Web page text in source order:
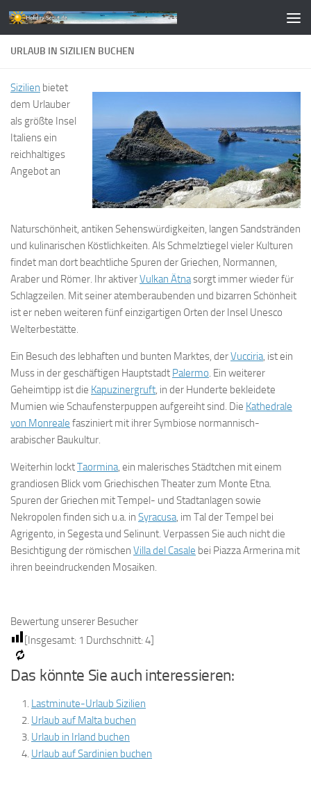
Zum Inhalt springen
URLAUB IN SIZILIEN BUCHEN
Sizilien bietet
dem Urlauber
als größte Insel
Italiens ein
reichhaltiges
Angebot an
Naturschönheit, antiken Sehenswürdigkeiten, langen Sandstränden
und kulinarischen Köstlichkeiten. Als Schmelztiegel vieler Kulturen
findet man dort beachtliche Spuren der Griechen, Normannen,
Araber und Römer. Ihr aktiverVulkan Ätnasorgt immer wieder für
Schlagzeilen. Mit seiner atemberaubenden und bizarren Schönheit
ist er neben weiteren fünf einzigartigen Orten der Insel Unesco
Welterbestätte.
Ein Besuch des lebhaften und bunten Marktes, derVucciria, ist ein
Muss in der geschäftigen Hauptstadt Palermo. Ein weiterer
Geheimtipp ist die Kapuzinergruft, in der Hunderte bekleidete
Mumien wie Schaufensterpuppen aufgereiht sind. Die Kathedrale
von Monreale fasziniert mit ihrer Symbiose normannisch-
arabischer Baukultur.
Weiterhin locktTaormina, ein malerisches Städtchen mit einem
grandiosen Blick vom Griechischen Theater zum Monte Etna.
Spuren der Griechen mit Tempel- und Stadtanlagen sowie
Nekropolen finden sich u.a. in Syracusa, im Tal der Tempel bei
Agrigento, in Segesta und Selinunt. Verpassen Sie auch nicht die
Besichtigung der römischen Villa del Casale bei Piazza Armerina mit
ihren beeindruckenden Mosaiken.
Bewertung unserer Besucher
[Insgesamt: 1 Durchschnitt: 4]
Das könnte Sie auch interessieren:
Lastminute-Urlaub Sizilien
Urlaub auf Malta buchen
Urlaub in Irland buchen
Urlaub auf Sardinien buchen